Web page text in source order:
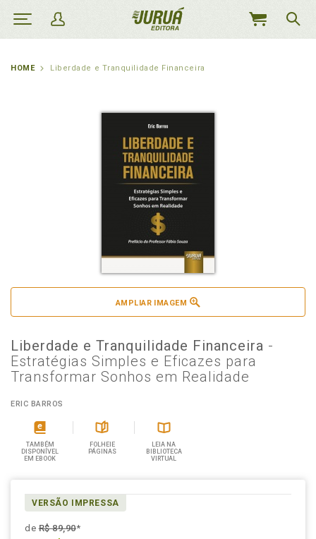
MEU
HOME Liberdade e Tranquilidade Financeira
AMPLIAR IMAGEM
Liberdade e Tranquilidade Financeira -
Estratégias Simples e Eficazes para
Transformar Sonhos em Realidade
ERIC BARROS
TAMBÉM
DISPONÍVEL
EM EBOOK
FOLHEIE
PÁGINAS
LEIA NA
BIBLIOTECA
VIRTUAL
VERSÃO IMPRESSA
deR$ 89,90*